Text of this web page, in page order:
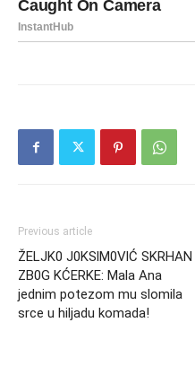
Previous article
ŽELJK0 J0KSlM0VlĆ SKRHAN
ZB0G KĆERKE: Mala Ana
jednim potezom mu slomila
srce u hiljadu komada!